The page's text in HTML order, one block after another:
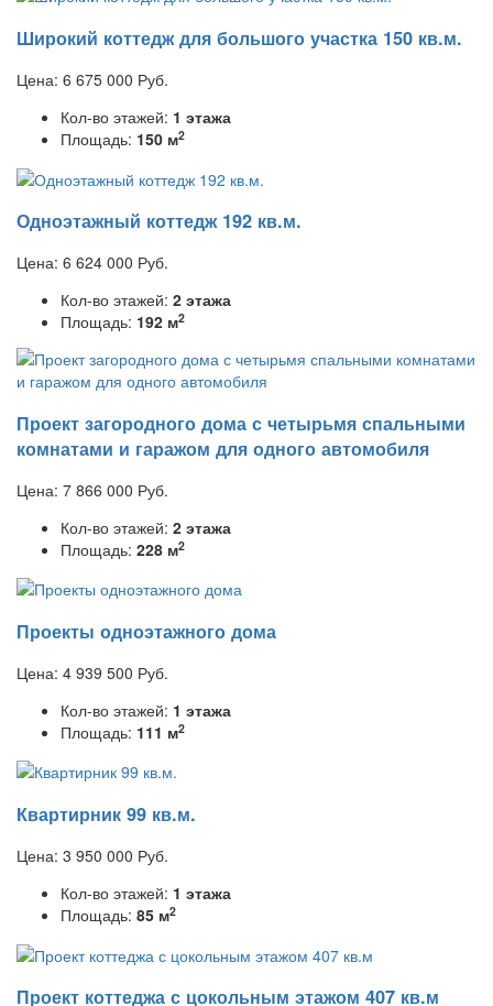
Широкий коттедж для большого участка 150 кв.м.
Цена: 6 675 000 Руб.
Кол-во этажей: 1 этажа
Площадь: 150 м2
Одноэтажный коттедж 192 кв.м.
Цена: 6 624 000 Руб.
Кол-во этажей: 2 этажа
Площадь: 192 м2
Проект загородного дома с четырьмя спальными
комнатами и гаражом для одного автомобиля
Цена: 7 866 000 Руб.
Кол-во этажей: 2 этажа
Площадь: 228 м2
Проекты одноэтажного дома
Цена: 4 939 500 Руб.
Кол-во этажей: 1 этажа
Площадь: 111 м2
Квартирник 99 кв.м.
Цена: 3 950 000 Руб.
Кол-во этажей: 1 этажа
Площадь: 85 м2
Проект коттеджа с цокольным этажом 407 кв.м